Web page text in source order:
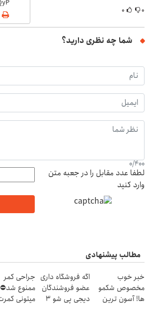
۰ ۰
شما چه نظری دارید؟
0/400
لطفا عدد مقابل را در جعبه متن
وارد کنید
مطالب پیشنهادی
خبر خوب
مخصوص شکمو
ها! آسون ترین
اگه فروشگاه داری
عضو فروشندگان
دیجی پی شو 3
جراحی کمر
ممنوع شد⛔
میتونی